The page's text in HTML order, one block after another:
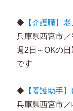
◆ 【介護職】
兵庫県西宮市／
週2日～OKの
です！
◆ 【看護助手
兵庫県西宮市／